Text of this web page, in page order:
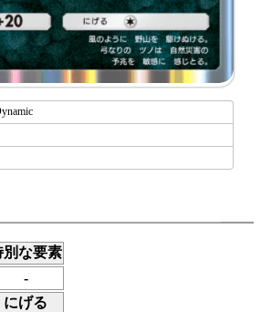
別な要素
-
にげる